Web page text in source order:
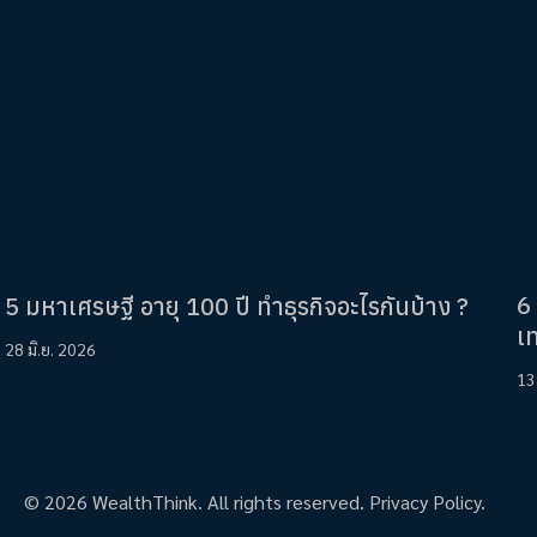
5 มหาเศรษฐี อายุ 100 ปี ทำธุรกิจอะไรกันบ้าง ?
28 มิ.ย. 2026
6
© 2026 WealthThink. All rights reserved. Privacy Policy.